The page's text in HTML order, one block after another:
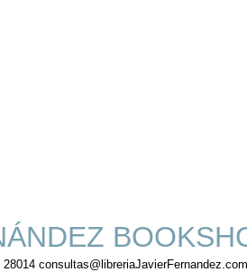
consultas@libreriaJavierFernandez.com